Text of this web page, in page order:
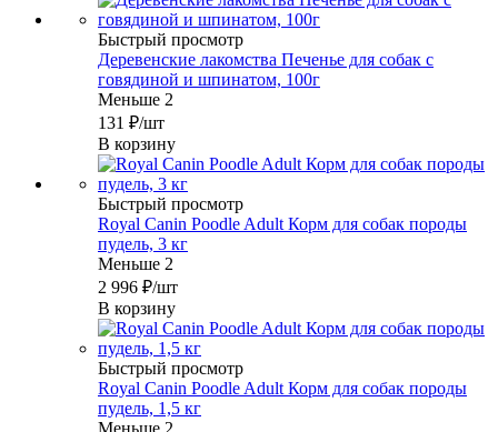
Быстрый просмотр
Деревенские лакомства Печенье для собак с
говядиной и шпинатом, 100г
Меньше 2
131 ₽/шт
В корзину
Быстрый просмотр
Royal Canin Poodle Adult Корм для собак породы
пудель, 3 кг
Меньше 2
2 996 ₽/шт
В корзину
Быстрый просмотр
Royal Canin Poodle Adult Корм для собак породы
пудель, 1,5 кг